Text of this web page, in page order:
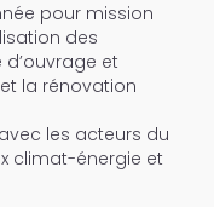
pour mission
des
et
la rénovation
les acteurs du
climat-énergie et